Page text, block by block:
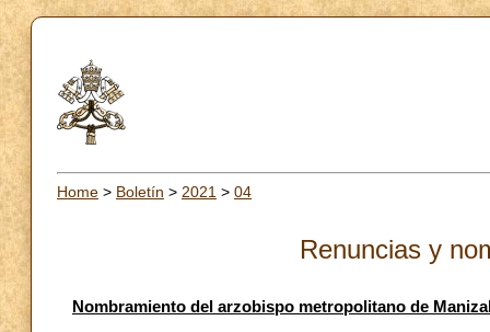
Home > Boletín > 2021 > 04
Renuncias y
Nombramiento del arzobispo metropolitano de